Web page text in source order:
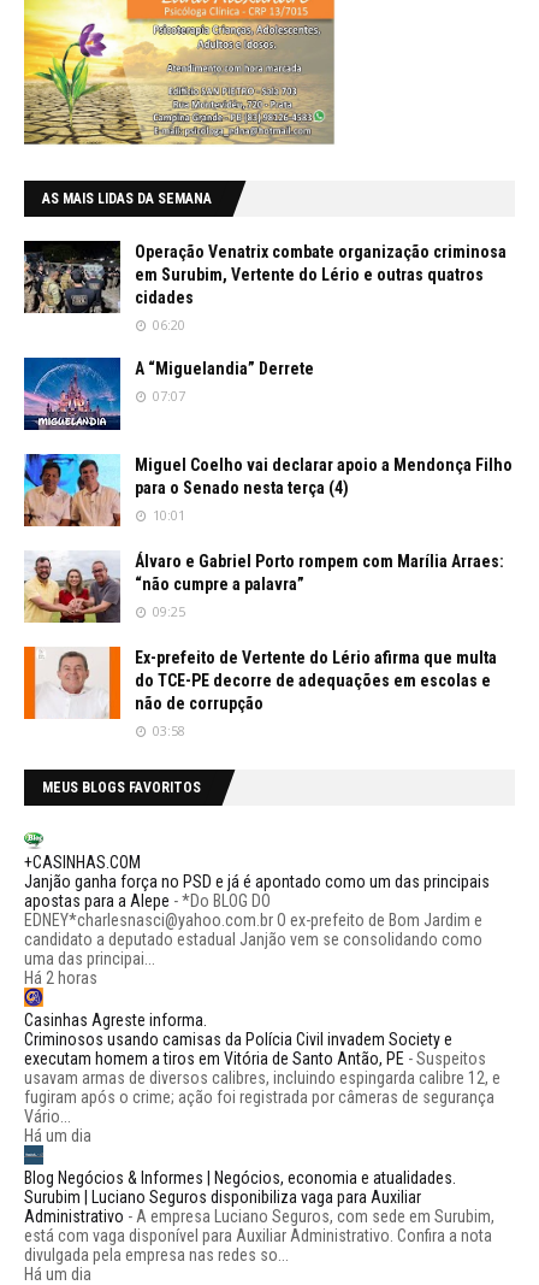
AS MAIS LIDAS DA SEMANA
Operação Venatrix combate organização criminosa
em Surubim, Vertente do Lério e outras quatros
cidades
06:20
A “Miguelandia” Derrete
07:07
Miguel Coelho vai declarar apoio a Mendonça Filho
para o Senado nesta terça (4)
10:01
Álvaro e Gabriel Porto rompem com Marília Arraes:
“não cumpre a palavra”
09:25
Ex-prefeito de Vertente do Lério afirma que multa
do TCE-PE decorre de adequações em escolas e
não de corrupção
03:58
MEUS BLOGS FAVORITOS
+CASINHAS.COM
Janjão ganha força no PSD e já é apontado como um das principais
apostas para a Alepe -*Do BLOG DO
EDNEY*charlesnasci@yahoo.com.br O ex-prefeito de Bom Jardim e
candidato a deputado estadual Janjão vem se consolidando como
uma das principai...
Há 2 horas
Casinhas Agreste informa.
Criminosos usando camisas da Polícia Civil invadem Society e
executam homem a tiros em Vitória de Santo Antão, PE -Suspeitos
usavam armas de diversos calibres, incluindo espingarda calibre 12, e
fugiram após o crime; ação foi registrada por câmeras de segurança
Vário...
Há um dia
Blog Negócios & Informes | Negócios, economia e atualidades.
Surubim | Luciano Seguros disponibiliza vaga para Auxiliar
Administrativo - A empresa Luciano Seguros, com sede em Surubim,
está com vaga disponível para Auxiliar Administrativo. Confira a nota
divulgada pela empresa nas redes so...
Há um dia